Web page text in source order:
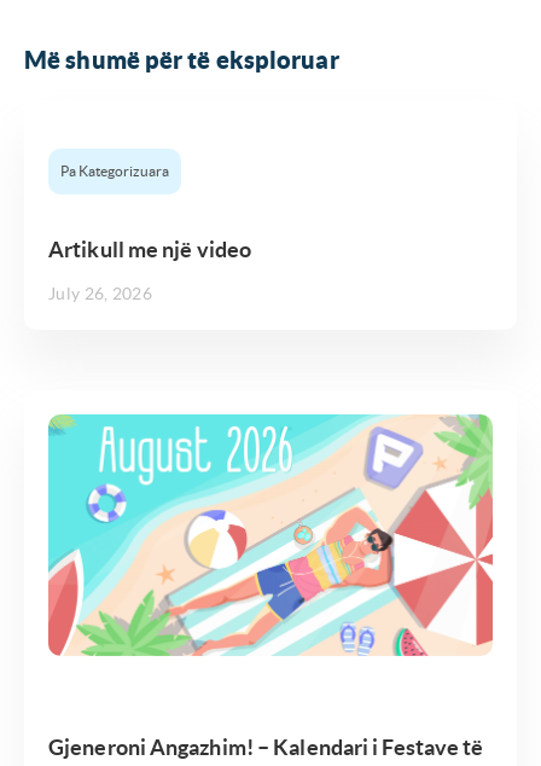
Më shumë për të eksploruar
Pa Kategorizuara
Artikull me një video
July 26, 2026
Gjeneroni Angazhim! – Kalendari i Festave të